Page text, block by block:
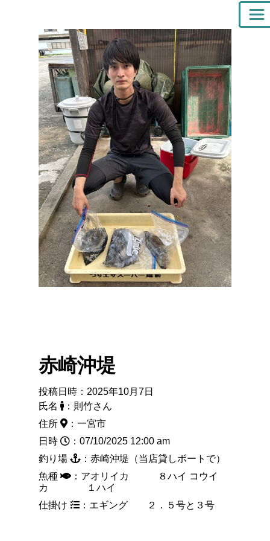
赤崎沖堤
投稿日時：2025年10月7日
氏名
：則竹さん
住所
：一宮市
日時
：07/10/2025 12:00 am
釣り場
：赤崎沖堤（当店貸しボートで）
魚種
：アオリイカ ８ハイ コウイ
カ １ハイ
仕掛け
：エギング ２．５号と３号